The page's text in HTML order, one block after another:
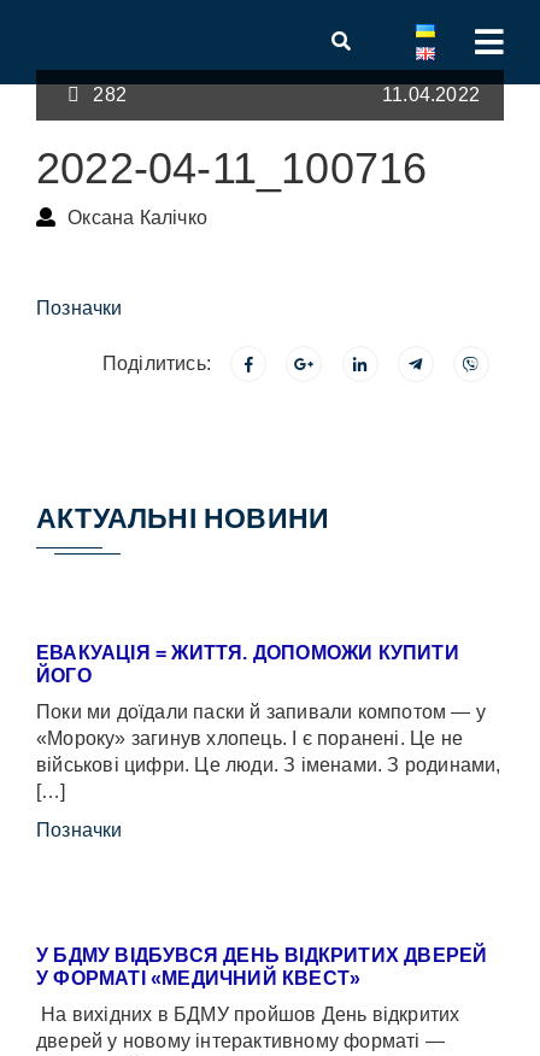
282 11.04.2022
2022-04-11_100716
Оксана Калічко
Позначки
Поділитись:
АКТУАЛЬНІ НОВИНИ
ЕВАКУАЦІЯ = ЖИТТЯ. ДОПОМОЖИ КУПИТИ
ЙОГО
Поки ми доїдали паски й запивали компотом — у
«Мороку» загинув хлопець. І є поранені. Це не
військові цифри. Це люди. З іменами. З родинами,
[…]
Позначки
У БДМУ ВІДБУВСЯ ДЕНЬ ВІДКРИТИХ ДВЕРЕЙ
У ФОРМАТІ «МЕДИЧНИЙ КВЕСТ»
На вихідних в БДМУ пройшов День відкритих
дверей у новому інтерактивному форматі —